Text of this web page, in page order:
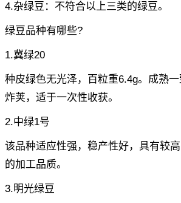
4.杂绿豆：不符合以上三类的绿豆。
绿豆品种有哪些?
1.冀绿20
种皮绿色无光泽，百粒重6.4g。成熟
炸荚，适于一次性收获。
2.中绿1号
该品种适应性强，稳产性好，具有较
的加工品质。
3.明光绿豆